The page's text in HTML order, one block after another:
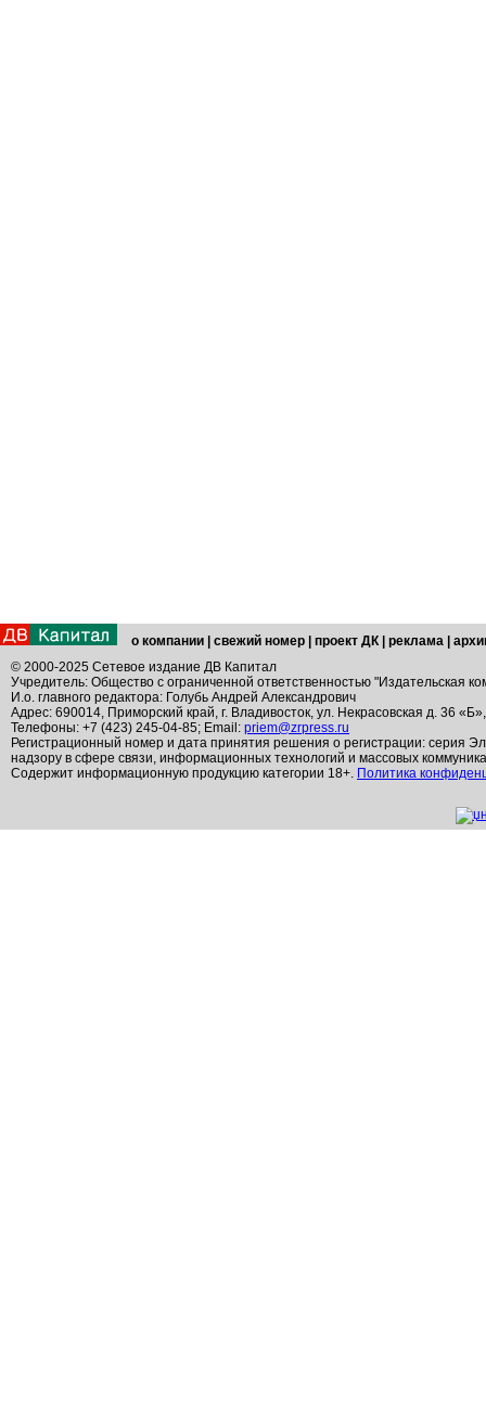
о компании свежий номер проект ДК реклама
© 2000-2025 Сетевое издание ДВ Капитал
Учредитель: Общество с ограниченной ответственностью "Издательская
И.о. главного редактора: Голубь Андрей Александрович
Адрес: 690014, Приморский край, г. Владивосток, ул. Некрасовская д. 36
Телефоны: +7 (423) 245-04-85; Email: priem@zrpress.ru
Регистрационный номер и дата принятия решения о регистрации: серия
надзору в сфере связи, информационных технологий и массовых
Содержит информационную продукцию категории 18+. Политика